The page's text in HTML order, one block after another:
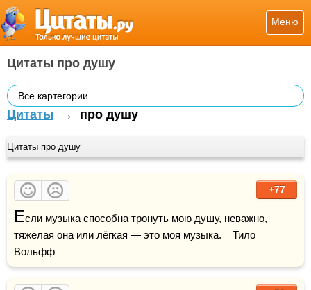
Меню
Цитаты про душу
Все картегории
Цитаты → про душу
Цитаты про душу
+77
Если музыка способна тронуть мою душу, неважно,
тяжёлая она или лёгкая — это моя музыка.    Тило
Вольфф